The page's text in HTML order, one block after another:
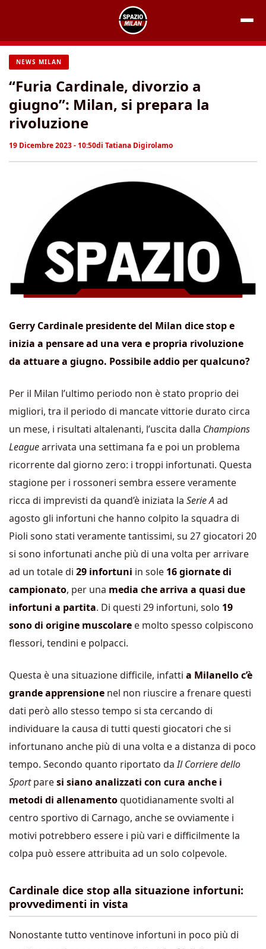
contenuto
NEWS MILAN
“Furia Cardinale, divorzio a
giugno”: Milan, si prepara la
rivoluzione
19 Dicembre 2023 - 10:50di Tatiana Digirolamo
Gerry Cardinale presidente del Milan dice stop e
inizia a pensare ad una vera e propria rivoluzione
da attuare a giugno. Possibile addio per qualcuno?
Per il Milan l’ultimo periodo non è stato proprio dei
migliori, tra il periodo di mancate vittorie durato circa
un mese, i risultati altalenanti, l’uscita dalla Champions
Leaguearrivata una settimana fa e poi un problema
ricorrente dal giorno zero: i troppi infortunati. Questa
stagione per i rossoneri sembra essere veramente
ricca di imprevisti da quand’è iniziata la Serie Aad
agosto gli infortuni che hanno colpito la squadra di
Pioli sono stati veramente tantissimi, su 27 giocatori 20
si sono infortunati anche più di una volta per arrivare
ad un totale di 29 infortuni in sole 16 giornate di
campionato, per una media che arriva a quasi due
infortuni a partita. Di questi 29 infortuni, solo 19
sono di origine muscolare e molto spesso colpiscono
flessori, tendini e polpacci.
Questa è una situazione difficile, infatti a Milanello c’è
grande apprensione nel non riuscire a frenare questi
dati però allo stesso tempo si sta cercando di
individuare la causa di tutti questi giocatori che si
infortunano anche più di una volta e a distanza di poco
tempo. Secondo quanto riportato daIl Corriere dello
Sportparesi siano analizzati con cura anche i
metodi di allenamentoquotidianamente svolti al
centro sportivo di Carnago, anche se ovviamente i
motivi potrebbero essere i più vari e difficilmente la
colpa può essere attribuita ad un solo colpevole.
Cardinale dice stop alla situazione infortuni:
provvedimenti in vista
Nonostante tutto ventinove infortuni in poco più di